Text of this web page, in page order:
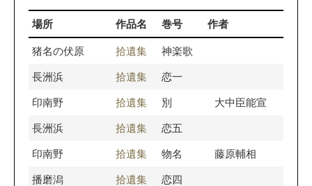
場所 作品名 巻号 作者
猪名の伏原 拾遺集 神楽歌
長洲浜 拾遺集 恋一
印南野 拾遺集 別 大中臣能宣
長洲浜 拾遺集 恋五
印南野 拾遺集 物名 藤原輔相
播磨潟 拾遺集 恋四